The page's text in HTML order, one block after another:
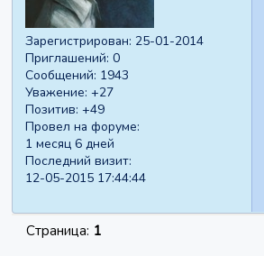
Зарегистрирован: 25-01-2014
Приглашений: 0
Сообщений: 1943
Уважение: +27
Позитив: +49
Провел на форуме:
1 месяц 6 дней
Последний визит:
12-05-2015 17:44:44
Страница: 1